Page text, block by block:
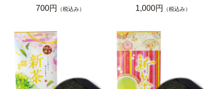
700円
（税込み）
1,000円
（税込み）